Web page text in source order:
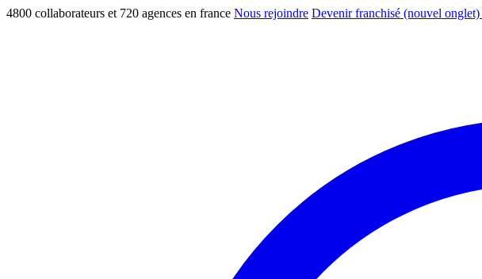
4800 collaborateurs et 720 agences en france Nous rejoindre Devenir franchisé (nouvel onglet)